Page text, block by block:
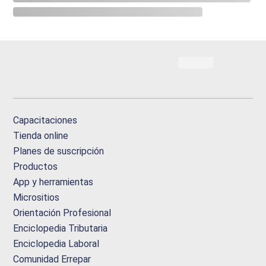
Capacitaciones
Tienda online
Planes de suscripción
Productos
App y herramientas
Micrositios
Orientación Profesional
Enciclopedia Tributaria
Enciclopedia Laboral
Comunidad Errepar